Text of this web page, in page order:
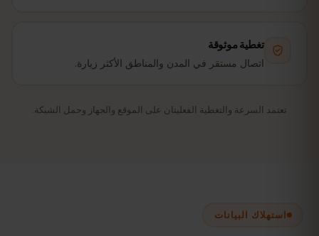
تغطية موثوقة
اتصال مستقر في المدن والمناطق الأكثر زيارة.
تعتمد السرعة والتغطية الفعليتان على الموقع والجهاز وحمل الشبكة.
استهلاك البيانات